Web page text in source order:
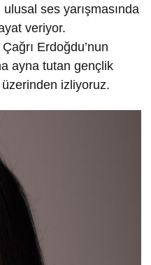
ses yarışmasında
veriyor.
Erdoğdu’nun
ayna tutan gençlik
üzerinden izliyoruz.